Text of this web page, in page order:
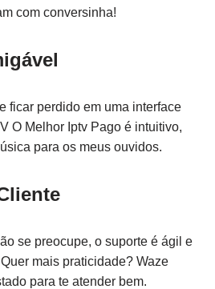
com conversinha!
ficar perdido em uma interface
O Melhor Iptv Pago é intuitivo,
para os meus ouvidos.
se preocupe, o suporte é ágil e
mais praticidade? Waze
para te atender bem.